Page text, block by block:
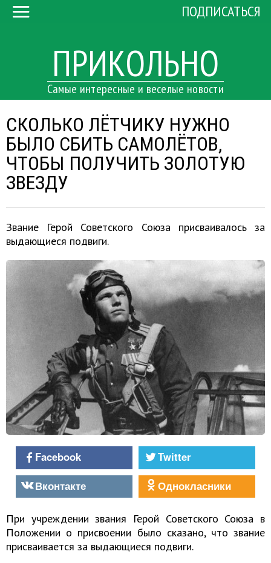
ПРИКОЛЬНО
Самые интересные и веселые новости
ПОДПИСАТЬСЯ
СКОЛЬКО ЛЁТЧИКУ НУЖНО
БЫЛО СБИТЬ САМОЛЁТОВ,
ЧТОБЫ ПОЛУЧИТЬ ЗОЛОТУЮ
ЗВЕЗДУ
Звание Герой Советского Союза присваивалось за
выдающиеся подвиги.
Facebook
Twitter
Вконтакте
Однокласники
При учреждении звания Герой Советского Союза в
Положении о присвоении было сказано, что звание
присваивается за выдающиеся подвиги.